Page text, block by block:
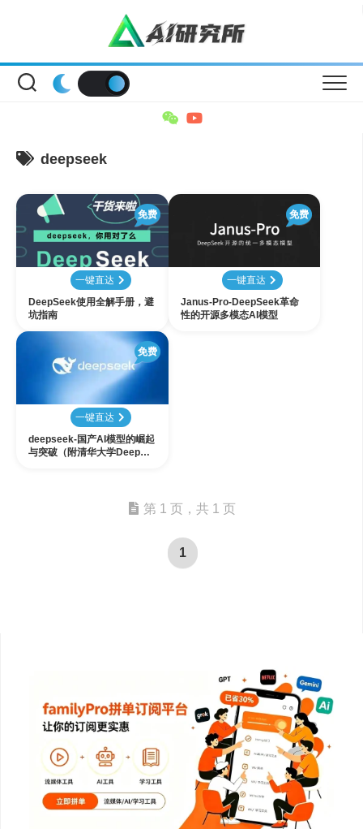
deepseek
免费
一键直达
DeepSeek使用全解手册，避
坑指南
免费
一键直达
Janus-Pro-DeepSeek革命
性的开源多模态AI模型
免费
一键直达
deepseek-国产AI模型的崛起
与突破（附清华大学DeepSe
第 1 页，共 1 页
1